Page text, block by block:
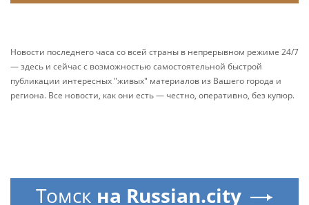
Новости последнего часа со всей страны в непрерывном режиме 24/7
— здесь и сейчас с возможностью самостоятельной быстрой
публикации интересных "живых" материалов из Вашего города и
региона. Все новости, как они есть — честно, оперативно, без купюр.
Томск на Russian.city